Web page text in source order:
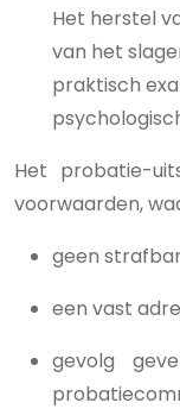
Het herstel
van het
praktisch
Het probatie-
voorwaarden,
geen
een vast
gevolg